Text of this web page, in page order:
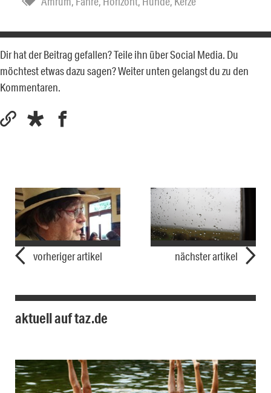
Dir hat der Beitrag gefallen? Teile ihn über Social Media. Du
möchtest etwas dazu sagen? Weiter unten gelangst du zu den
Kommentaren.
vorheriger artikel nächster artikel
aktuell auf taz.de